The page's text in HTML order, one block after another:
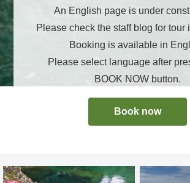
An English page is under
Please check the staff blog for tour
Booking is available in
Please select language after
BOOK NOW button.
Book now